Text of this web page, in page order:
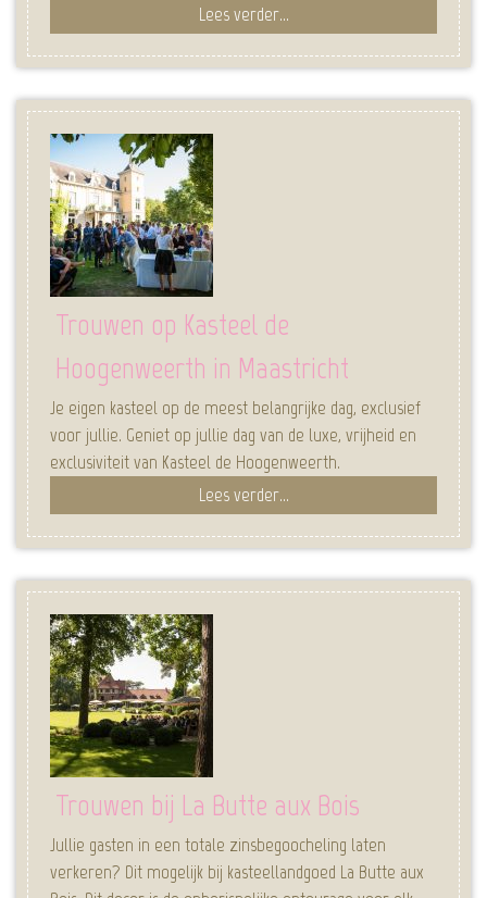
Lees verder...
Trouwen op Kasteel de
Hoogenweerth in Maastricht
Je eigen kasteel op de meest belangrijke dag, exclusief
voor jullie. Geniet op jullie dag van de luxe, vrijheid en
exclusiviteit van Kasteel de Hoogenweerth.
Lees verder...
Trouwen bij La Butte aux Bois
Jullie gasten in een totale zinsbegoocheling laten
verkeren? Dit mogelijk bij kasteellandgoed La Butte aux